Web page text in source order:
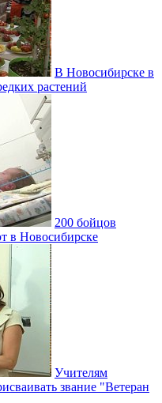
В Новосибирске в
растений
200 бойцов
в Новосибирске
Учителям
звание "Ветеран